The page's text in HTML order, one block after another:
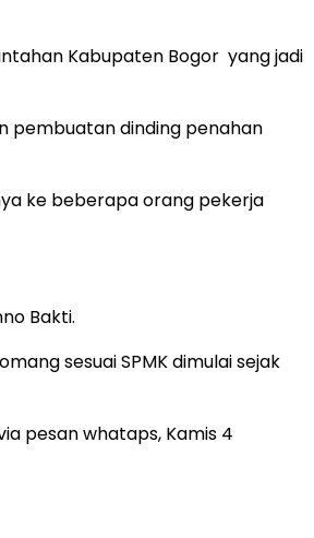
Kabupaten Bogor yang jadi
pembuatan dinding penahan
ke beberapa orang pekerja
Bakti.
sesuai SPMK dimulai sejak
pesan whataps, Kamis 4